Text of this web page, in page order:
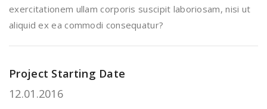
exercitationem ullam corporis suscipit laboriosam, nisi ut
aliquid ex ea commodi consequatur?
Project Starting Date
12.01.2016